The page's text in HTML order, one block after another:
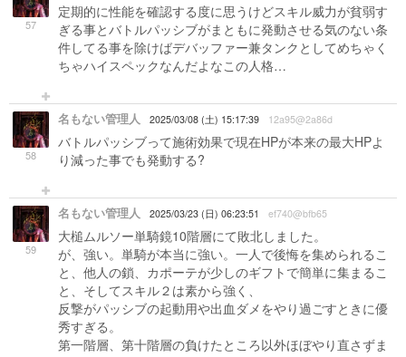
57
定期的に性能を確認する度に思うけどスキル威力が貧弱す
ぎる事とバトルパッシブがまともに発動させる気のない条
件してる事を除けばデバッファー兼タンクとしてめちゃく
ちゃハイスペックなんだよなこの人格…
58
名もない管理人 2025/03/08 (土) 15:17:39 12a95@2a86d
バトルパッシブって施術効果で現在HPが本来の最大HPよ
り減った事でも発動する?
59
名もない管理人 2025/03/23 (日) 06:23:51 ef740@bfb65
大槌ムルソー単騎鏡10階層にて敗北しました。
が、強い。単騎が本当に強い。一人で後悔を集められるこ
と、他人の鎖、カポーテが少しのギフトで簡単に集まるこ
と、そしてスキル２は素から強く、
反撃がパッシブの起動用や出血ダメをやり過ごすときに優
秀すぎる。
第一階層、第十階層の負けたところ以外ほぼやり直さずま